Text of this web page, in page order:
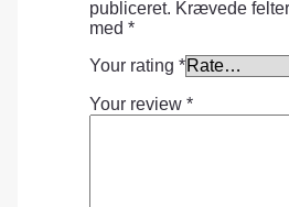
publiceret. Krævede
med *
Your rating *
Your review *